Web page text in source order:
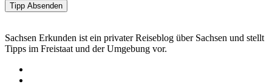
Tipp Absenden
Sachsen Erkunden ist ein privater Reiseblog über Sachsen und stellt
Tipps im Freistaat und der Umgebung vor.